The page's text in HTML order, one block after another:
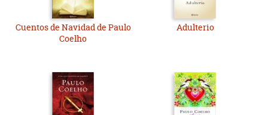
Cuentos de Navidad de Paulo
Coelho
Adulterio